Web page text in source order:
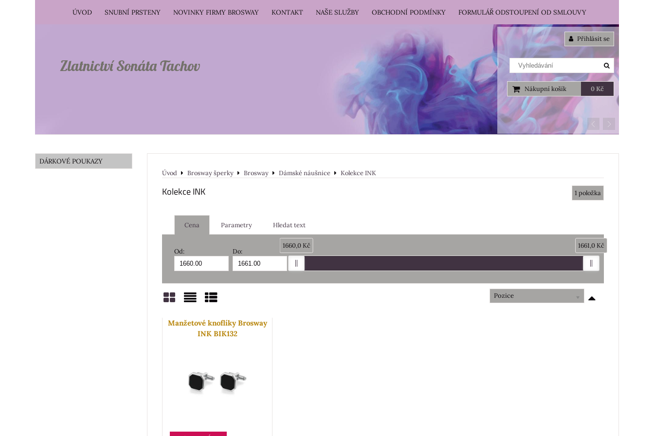
Přihlásit se
Nákupní košík 0 Kč
Zlatnictví Sonáta Tachov
ÚVOD SNUBNÍ PRSTENY NOVINKY FIRMY BROSWAY KONTAKT NAŠE SLUŽBY OBCHODNÍ PODMÍNKY FORMULÁŘ ODSTOUPENÍ OD SMLOUVY
Úvod Brosway šperky Brosway Dámské náušnice Kolekce INK
Kolekce INK 1 položka
Cena Parametry Hledat text
Od: Do:
1660,0 Kč 1661,0 Kč
MřížkaSeznam
Tabulka
Pozice
Manžetové knoflíky Brosway
INK BIK132
DÁRKOVÉ POUKAZY